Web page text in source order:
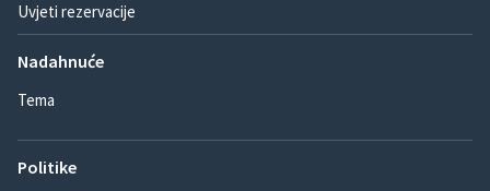
Uvjeti rezervacije
Nadahnuće
Tema
Politike